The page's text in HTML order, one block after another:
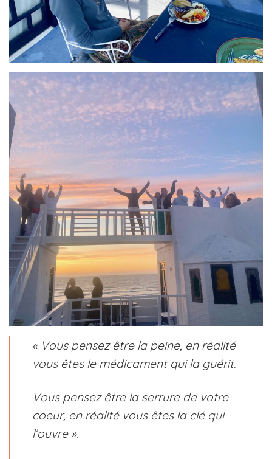
« Vous pensez être la peine, en réalité
vous êtes le médicament qui la guérit.
Vous pensez être la serrure de votre
coeur, en réalité vous êtes la clé qui
l’ouvre ».